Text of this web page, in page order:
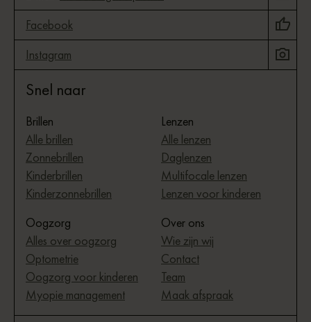
Facebook
Instagram
Snel naar
Brillen
Alle brillen
Zonnebrillen
Kinderbrillen
Kinderzonnebrillen
Lenzen
Alle lenzen
Daglenzen
Multifocale lenzen
Lenzen voor kinderen
Oogzorg
Alles over oogzorg
Optometrie
Oogzorg voor kinderen
Myopie management
Over ons
Wie zijn wij
Contact
Team
Maak afspraak